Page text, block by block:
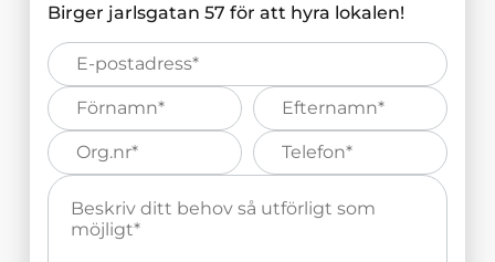
Birger jarlsgatan 57 för att hyra lokalen!
E-
post*
Förnamn*
Efternamn*
Organisations
nummer*
Telefonnummer*
Meddelande*